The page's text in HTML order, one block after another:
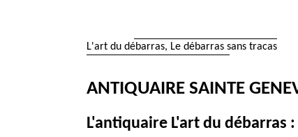
L'art du débarras, Le débarras sans tracas
ANTIQUAIRE SAINTE
L'antiquaire L'art du